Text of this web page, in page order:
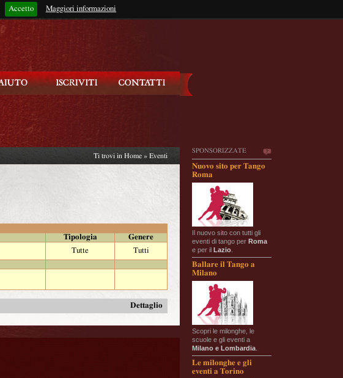
Accetto Maggiori informazioni
Rimani connesso?
SPONSORIZZATE
Nuovo sito per Tango
Roma
Il nuovo sito con tutti gli
eventi di tango per Roma
e per il Lazio
Ballare il Tango a
Milano
Scopri le milonghe, le
scuole e gli eventi a
Milano e Lombardia
Le milonghe e gli
eventi a Torino
Ti trovi in Home » Eventi
Tipologia
Genere
Tutte
Tutti
Dettaglio